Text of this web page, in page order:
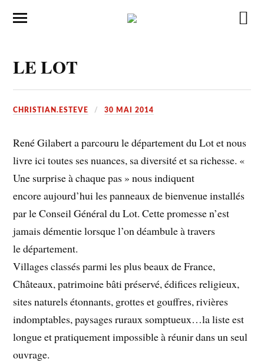
LE LOT
CHRISTIAN.ESTEVE 30 MAI 2014
René Gilabert a parcouru le département du Lot et nous
livre ici toutes ses nuances, sa diversité et sa richesse. «
Une surprise à chaque pas » nous indiquent
encore aujourd’hui les panneaux de bienvenue installés
par le Conseil Général du Lot. Cette promesse n’est
jamais démentie lorsque l’on déambule à travers
le département.
Villages classés parmi les plus beaux de France,
Châteaux, patrimoine bâti préservé, édifices religieux,
sites naturels étonnants, grottes et gouffres, rivières
indomptables, paysages ruraux somptueux…la liste est
longue et pratiquement impossible à réunir dans un seul
ouvrage.